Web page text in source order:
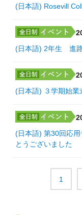
(日本語) Rosevill
(日本語) 2年生 進
(日本語) ３学期始業
(日本語) 第30回応
とうございました
1